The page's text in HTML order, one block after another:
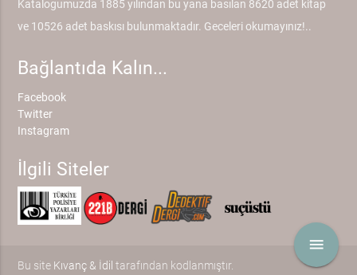
menu
Katalogumuzda 1885 yılından bu yana basılan 8620 adet kitap
ve 10526 adet baskısı bulunmaktadır. Geceleri okumayınız!..
Bağlantıda Kalın...
Facebook
Twitter
Instagram
İlgili Siteler
Bu site Kıvanç & İdil tarafından kodlanmıştır.